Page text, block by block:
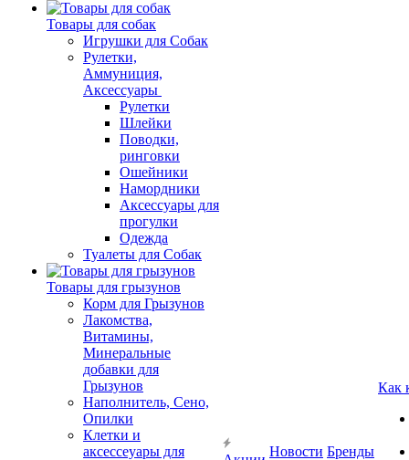
Товары для собак
Игрушки для Собак
Рулетки,
Аммуниция,
Аксессуары
Рулетки
Шлейки
Поводки,
ринговки
Ошейники
Намордники
Аксессуары для
прогулки
Одежда
Туалеты для Собак
Товары для грызунов
Корм для Грызунов
Лакомства,
Витамины,
Минеральные
добавки для
Грызунов
Наполнитель, Сено,
Опилки
Клетки и
аксессеуары для
Новости Бренды
Как